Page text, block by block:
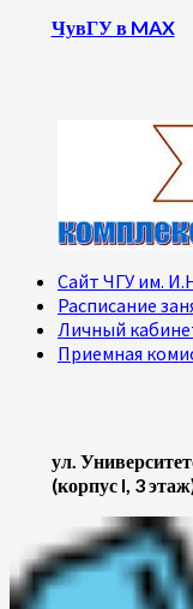
ЧувГУ в MAX
Сайт ЧГУ им.
Расписание
Личный
Приемная
ул.
(корпус I, 3